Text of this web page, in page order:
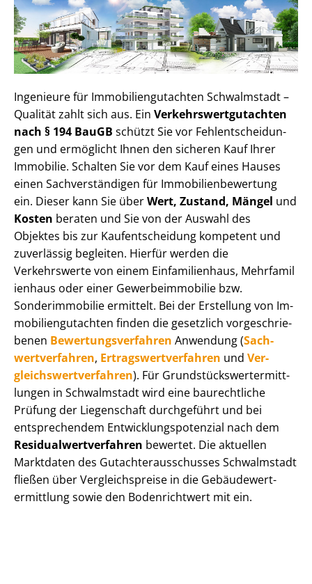
Ingenieure für Im­mo­bi­li­en­gut­ach­ten Schwalmstadt –
Qualität zahlt sich aus. Ein Ver­kehrs­wert­gut­ach­ten
nach § 194 BauGB schützt Sie vor Fehl­ent­schei­dun­
gen und ermöglicht Ihnen den sicheren Kauf Ihrer
Immobilie. Schalten Sie vor dem Kauf eines Hauses
einen Sach­ver­stän­di­gen für Im­mo­bi­li­en­be­wer­tung
ein. Dieser kann Sie überWert, Zustand, Mängel und
Kosten beraten und Sie von der Auswahl des
Objektes bis zur Kauf­ent­schei­dung kompetent und
zuverlässig begleiten. Hierfür werden die
Verkehrswerte von einem Einfamilienhaus, Mehr­fa­mi­l
i­en­haus oder einer Ge­wer­be­im­mo­bi­lie bzw.
Sonderimmobilie ermittelt. Bei der Erstellung von Im­
mo­bi­li­en­gut­ach­ten finden die gesetzlich vor­ge­schrie­
be­nen Be­wer­tungs­ver­fah­ren Anwendung (Sach­
wert­ver­fah­ren, Er­trags­wert­ver­fah­ren und Ver­
gleichs­wert­ver­fah­ren). Für Grund­stücks­wert­ermitt­
lun­gen in Schwalmstadt wird eine baurechtliche
Prüfung der Liegenschaft durchgeführt und bei
entsprechendem Ent­wick­lungs­po­ten­zi­al nach dem
Re­si­du­al­wert­ver­fah­ren bewertet. Die aktuellen
Marktdaten des Gut­ach­ter­aus­schus­ses Schwalmstadt
fließen über Ver­gleichs­prei­se in die Ge­bäu­de­wert­
ermitt­lung sowie den Bodenrichtwert mit ein.